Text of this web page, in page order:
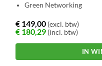
Green Networking
€ 149,00 (excl. btw)
€ 180,29 (incl. btw)
IN